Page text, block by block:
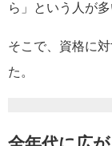
ら」という人が
そこで、資格に
た。